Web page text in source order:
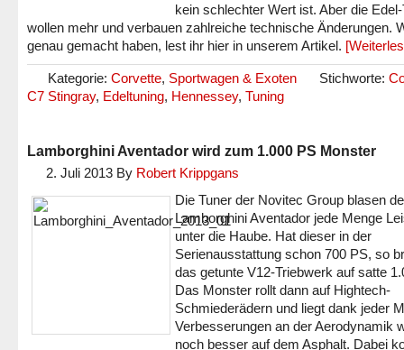
kein schlechter Wert ist. Aber die
wollen mehr und verbauen zahlreiche technische Änderungen.
genau gemacht haben, lest ihr hier in unserem Artikel.
Kategorie: Corvette, Sportwagen & Exoten Stichworte:
C7 Stingray, Edeltuning, Hennessey, Tuning
Lamborghini Aventador wird zum 1.000 PS Monster
2. Juli 2013 By Robert Krippgans
Die Tuner der Novitec Group blasen
Lamborghini Aventador jede Menge
unter die Haube. Hat dieser in der
Serienausstattung schon 700 PS, so
das getunte V12-Triebwerk auf satte
Das Monster rollt dann auf Hightech-
Schmiederädern und liegt dank jeder
Verbesserungen an der Aerodynamik
noch besser auf dem Asphalt. Dabei